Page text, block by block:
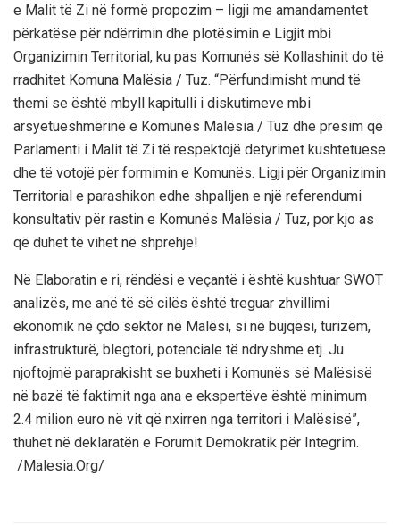
e Malit të Zi në formë propozim – ligji me amandamentet
përkatëse për ndërrimin dhe plotësimin e Ligjit mbi
Organizimin Territorial, ku pas Komunës së Kollashinit do të
rradhitet Komuna Malësia / Tuz. “Përfundimisht mund të
themi se është mbyll kapitulli i diskutimeve mbi
arsyetueshmërinë e Komunës Malësia / Tuz dhe presim që
Parlamenti i Malit të Zi të respektojë detyrimet kushtetuese
dhe të votojë për formimin e Komunës. Ligji për Organizimin
Territorial e parashikon edhe shpalljen e një referendumi
konsultativ për rastin e Komunës Malësia / Tuz, por kjo as
që duhet të vihet në shprehje!
Në Elaboratin e ri, rëndësi e veçantë i është kushtuar SWOT
analizës, me anë të së cilës është treguar zhvillimi
ekonomik në çdo sektor në Malësi, si në bujqësi, turizëm,
infrastrukturë, blegtori, potenciale të ndryshme etj. Ju
njoftojmë paraprakisht se buxheti i Komunës së Malësisë
në bazë të faktimit nga ana e ekspertëve është minimum
2.4 milion euro në vit që nxirren nga territori i Malësisë”,
thuhet në deklaratën e Forumit Demokratik për Integrim.
/Malesia.Org/